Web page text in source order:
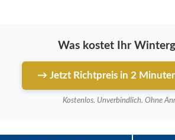
Was kostet Ihr
→ Jetzt Richtpreis in 2
Kostenlos. Unverbindlich. Ohne